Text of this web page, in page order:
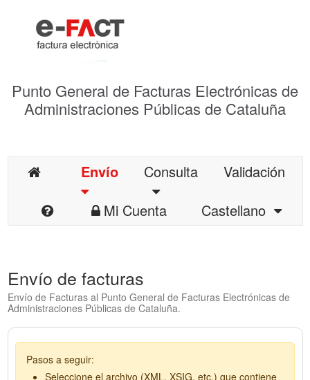
Punto General de Facturas Electrónicas de
Administraciones Públicas de Cataluña
Envío Consulta
Validación
Mi Cuenta
Castellano
Envío de facturas
Envío de Facturas al Punto General de Facturas Electrónicas de
Administraciones Públicas de Cataluña.
Pasos a seguir:
Seleccione el archivo (XML, XSIG, etc.) que contiene